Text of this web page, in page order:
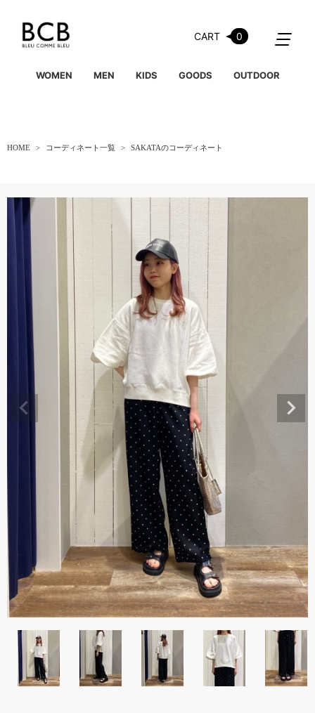
CART 0
WOMEN MEN KIDS GOODS OUTDOOR
HOME コーディネート一覧 SAKATAのコーディネート